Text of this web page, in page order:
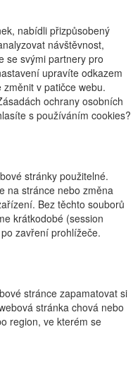
nabídli přizpůsobený
návštěvnost,
se svými partnery pro
upravíte odkazem
v patičce webu.
ochrany osobních
s používáním cookies?
stránky použitelné.
na stránce nebo změna
Bez těchto souborů
krátkodobé (session
zavření prohlížeče.
stránce zapamatovat si
stránka chová nebo
region, ve kterém se